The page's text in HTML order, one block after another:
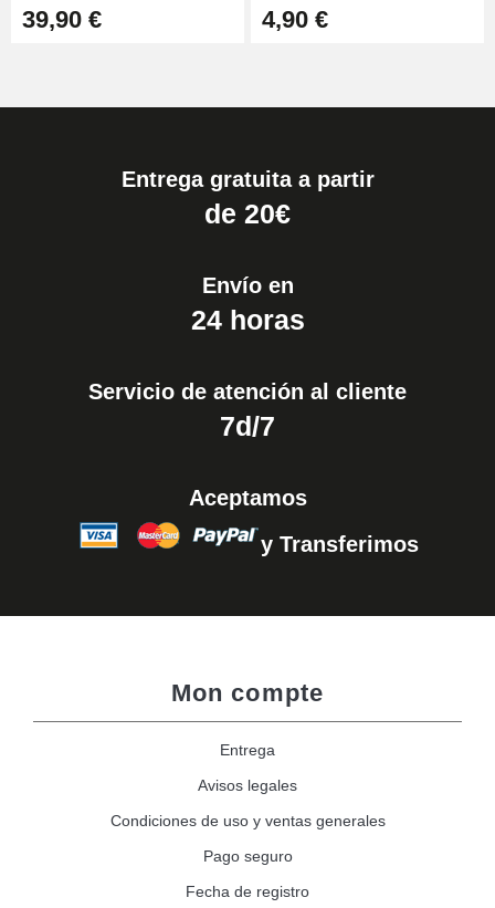
39,90 € 4,90 €
Entrega gratuita a partir
de 20€
Envío en
24 horas
Servicio de atención al cliente
7d/7
Aceptamos
y Transferimos
Mon compte
Entrega
Avisos legales
Condiciones de uso y ventas generales
Pago seguro
Fecha de registro